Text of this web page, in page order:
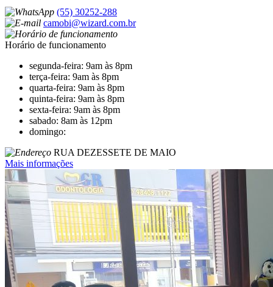
(55) 30252-288
camobi@wizard.com.br
Horário de funcionamento
segunda-feira: 9am às 8pm
terça-feira: 9am às 8pm
quarta-feira: 9am às 8pm
quinta-feira: 9am às 8pm
sexta-feira: 9am às 8pm
sabado: 8am às 12pm
domingo:
RUA DEZESSETE DE MAIO
Mais informações